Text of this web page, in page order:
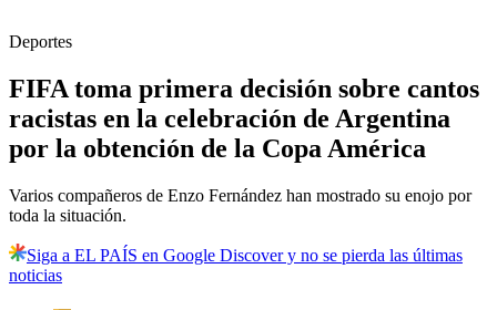
Deportes
FIFA toma primera decisión sobre cantos
racistas en la celebración de Argentina
por la obtención de la Copa América
Varios compañeros de Enzo Fernández han mostrado su enojo por
toda la situación.
Siga a EL PAÍS en Google Discover y no se pierda las últimas
noticias